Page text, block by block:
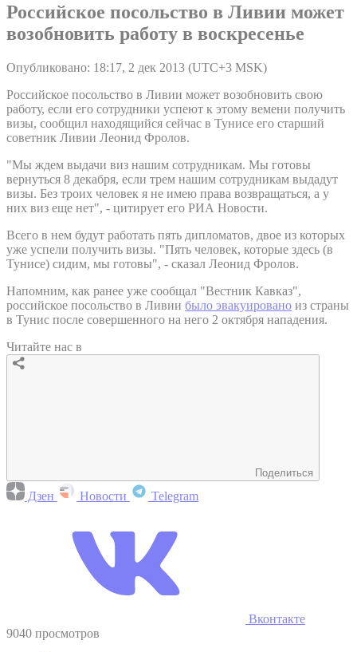
Российское посольство в Ливии может
возобновить работу в воскресенье
Опубликовано: 18:17, 2 дек 2013 (UTC+3 MSK)
Российское посольство в Ливии может возобновить свою
работу, если его сотрудники успеют к этому вемени получить
визы, сообщил находящийся сейчас в Тунисе его старший
советник Ливии Леонид Фролов.
"Мы ждем выдачи виз нашим сотрудникам. Мы готовы
вернуться 8 декабря, если трем нашим сотрудникам выдадут
визы. Без троих человек я не имею права возвращаться, а у
них виз еще нет", - цитирует его РИА Новости.
Всего в нем будут работать пять дипломатов, двое из которых
уже успели получить визы. "Пять человек, которые здесь (в
Тунисе) сидим, мы готовы", - сказал Леонид Фролов.
Напомним, как ранее уже сообщал "Вестник Кавказ",
российское посольство в Ливии было эвакуировано из страны
в Тунис после совершенного на него 2 октября нападения.
Читайте нас в
Поделиться
Дзен Новости Telegram
Вконтакте
9040 просмотров